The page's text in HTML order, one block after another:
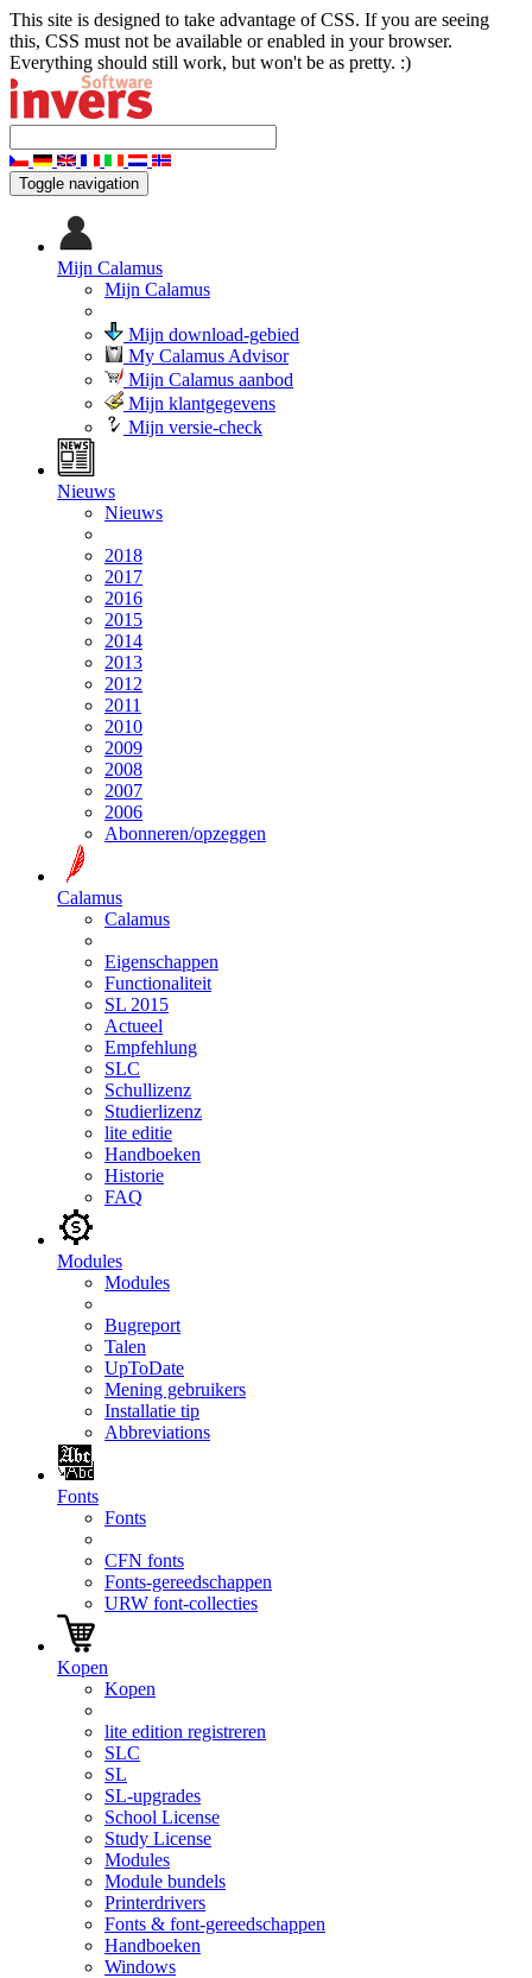
This site is designed to take advantage of CSS. If you are seeing
this, CSS must not be available or enabled in your browser.
Everything should still work, but won't be as pretty. :)
Toggle navigation
Mijn Calamus
Mijn Calamus
Mijn download-gebied
My Calamus Advisor
Mijn Calamus aanbod
Mijn klantgegevens
Mijn versie-check
Nieuws
Nieuws
2018
2017
2016
2015
2014
2013
2012
2011
2010
2009
2008
2007
2006
Abonneren/opzeggen
Calamus
Calamus
Eigenschappen
Functionaliteit
SL 2015
Actueel
Empfehlung
SLC
Schullizenz
Studierlizenz
lite editie
Handboeken
Historie
FAQ
Modules
Modules
Bugreport
Talen
UpToDate
Mening gebruikers
Installatie tip
Abbreviations
Fonts
Fonts
CFN fonts
Fonts-gereedschappen
URW font-collecties
Kopen
Kopen
lite edition registreren
SLC
SL
SL-upgrades
School License
Study License
Modules
Module bundels
Printerdrivers
Fonts & font-gereedschappen
Handboeken
Windows